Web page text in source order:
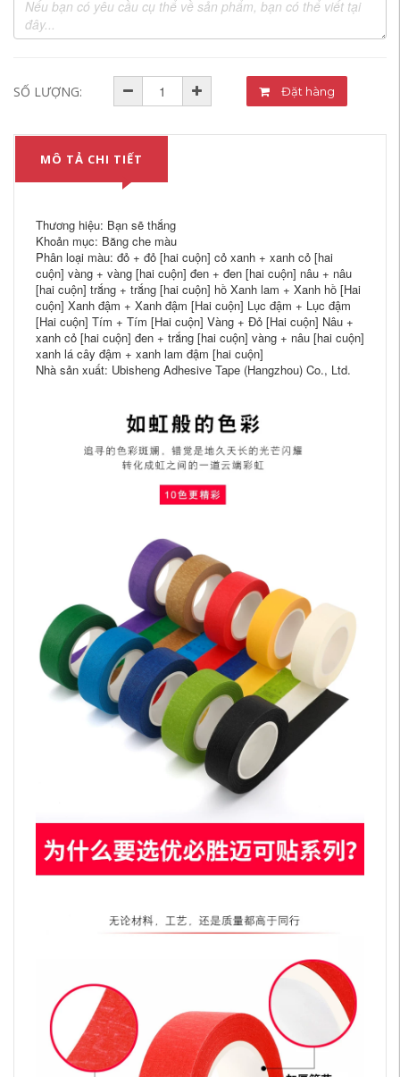
SỐ LƯỢNG: Đặt hàng
MÔ TẢ CHI TIẾT
Thương hiệu: Bạn sẽ thắng
Khoản mục: Băng che màu
Phân loại màu: đỏ + đỏ [hai cuộn] cỏ xanh + xanh cỏ [hai
cuộn] vàng + vàng [hai cuộn] đen + đen [hai cuộn] nâu + nâu
[hai cuộn] trắng + trắng [hai cuộn] hồ Xanh lam + Xanh hồ [Hai
cuộn] Xanh đậm + Xanh đậm [Hai cuộn] Lục đậm + Lục đậm
[Hai cuộn] Tím + Tím [Hai cuộn] Vàng + Đỏ [Hai cuộn] Nâu +
xanh cỏ [hai cuộn] đen + trắng [hai cuộn] vàng + nâu [hai cuộn]
xanh lá cây đậm + xanh lam đậm [hai cuộn]
Nhà sản xuất: Ubisheng Adhesive Tape (Hangzhou) Co., Ltd.